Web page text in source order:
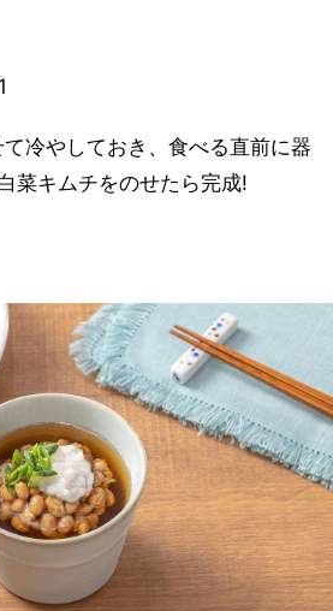
冷やしておき、食べる直前に器
菜キムチをのせたら完成!